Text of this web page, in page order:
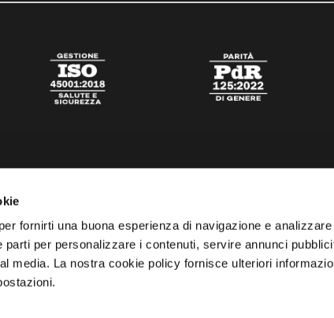
fornirti una buona esperienza di navigazione e
per personalizzare i contenuti, servire annunci
media. La nostra cookie policy fornisce ulteriori